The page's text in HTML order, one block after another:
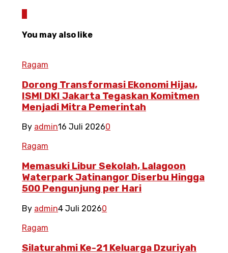
You may also like
Ragam
Dorong Transformasi Ekonomi Hijau,
ISMI DKI Jakarta Tegaskan Komitmen
Menjadi Mitra Pemerintah
By admin16 Juli 20260
Ragam
Memasuki Libur Sekolah, Lalagoon
Waterpark Jatinangor Diserbu Hingga
500 Pengunjung per Hari
By admin4 Juli 20260
Ragam
Silaturahmi Ke-21 Keluarga Dzuriyah